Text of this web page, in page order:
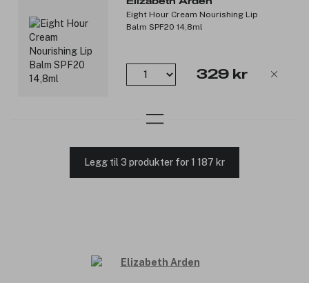
Eight Hour Cream Nourishing Lip
Balm SPF20 14,8ml
329 kr
Legg til 3 produkter for 1 187 kr